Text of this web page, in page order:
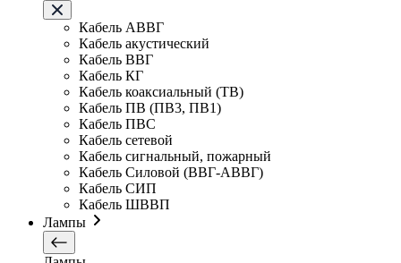
Кабель АВВГ
Кабель акустический
Кабель ВВГ
Кабель КГ
Кабель коаксиальный (ТВ)
Кабель ПВ (ПВ3, ПВ1)
Кабель ПВС
Кабель сетевой
Кабель сигнальный, пожарный
Кабель Силовой (ВВГ-АВВГ)
Кабель СИП
Кабель ШВВП
Лампы